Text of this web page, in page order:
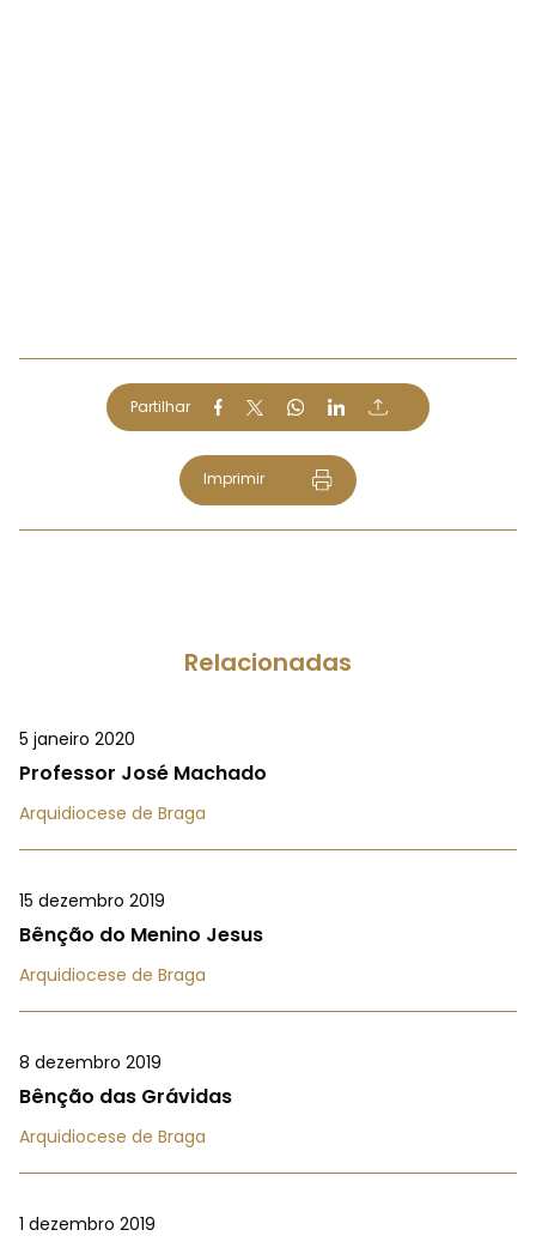
Partilhar
Imprimir
Relacionadas
5 janeiro 2020
Professor José Machado
Arquidiocese de Braga
15 dezembro 2019
Bênção do Menino Jesus
Arquidiocese de Braga
8 dezembro 2019
Bênção das Grávidas
Arquidiocese de Braga
1 dezembro 2019